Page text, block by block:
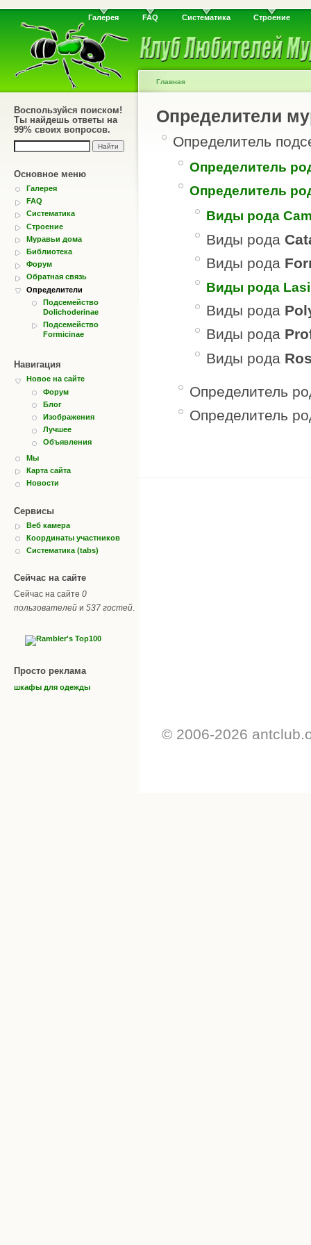
Галерея FAQ Систематика Строение
Воспользуйся поиском!
Ты найдешь ответы на
99% своих вопросов.
Основное меню
Галерея
FAQ
Систематика
Строение
Муравьи дома
Библиотека
Форум
Обратная связь
Определители
Подсемейство
Dolichoderinae
Подсемейство
Formicinae
Навигация
Новое на сайте
Форум
Блог
Изображения
Лучшее
Объявления
Мы
Карта сайта
Новости
Сервисы
Веб камера
Координаты участников
Систематика (tabs)
Сейчас на сайте
Сейчас на сайте 0
пользователей и 537 гостей.
Просто реклама
шкафы для одежды
Главная
Определители
Определитель
Определитель
Определитель
Виды рода
Виды рода
Виды рода
Виды рода
Виды рода
Виды рода
Виды рода
Определитель
Определитель
© 2006-2026